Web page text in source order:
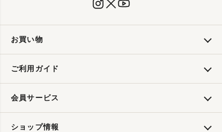
お買い物
ご利用ガイド
会員サービス
ショップ情報